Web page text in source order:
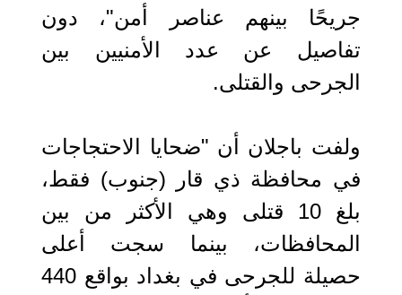
جريحًا بينهم عناصر أمن"، دون
تفاصيل عن عدد الأمنيين بين
الجرحى والقتلى.
ولفت باجلان أن "ضحايا الاحتجاجات
في محافظة ذي قار (جنوب) فقط،
بلغ 10 قتلى وهي الأكثر من بين
المحافظات، بينما سجت أعلى
حصيلة للجرحى في بغداد بواقع 440